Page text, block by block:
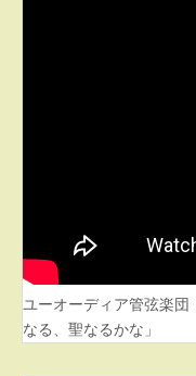
ユーオーディア管弦楽
なる、聖なるかな」